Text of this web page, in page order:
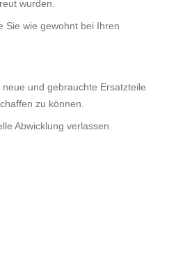
wurden.
Sie wie gewohnt bei Ihren
und gebrauchte Ersatzteile
zu können.
Abwicklung verlassen.